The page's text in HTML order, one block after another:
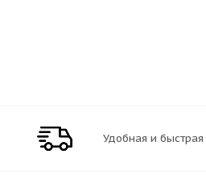
Удобная и быстрая